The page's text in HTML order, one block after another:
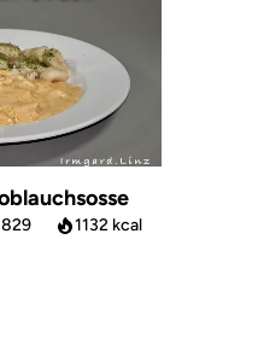
1132 kcal